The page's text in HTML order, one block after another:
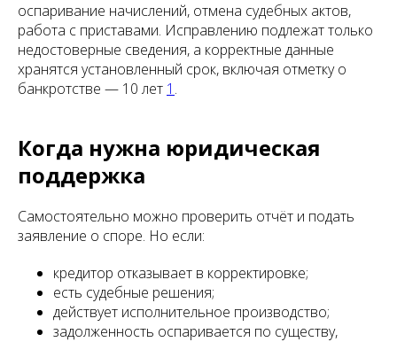
оспаривание начислений, отмена судебных актов,
работа с приставами. Исправлению подлежат только
недостоверные сведения, а корректные данные
хранятся установленный срок, включая отметку о
банкротстве — 10 лет 1 .
Когда нужна юридическая
поддержка
Самостоятельно можно проверить отчёт и подать
заявление о споре. Но если:
кредитор отказывает в корректировке;
есть судебные решения;
действует исполнительное производство;
задолженность оспаривается по существу,